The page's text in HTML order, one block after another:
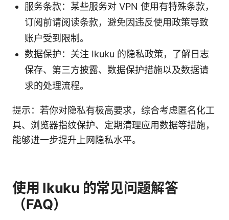
服务条款：某些服务对 VPN 使用有特殊条款，
订阅前请阅读条款，避免因违反使用政策导致
账户受到限制。
数据保护：关注 Ikuku 的隐私政策，了解日志
保存、第三方披露、数据保护措施以及数据请
求的处理流程。
提示：若你对隐私有极高要求，综合考虑匿名化工
具、浏览器指纹保护、定期清理应用数据等措施，
能够进一步提升上网隐私水平。
使用 Ikuku 的常见问题解答
（FAQ）